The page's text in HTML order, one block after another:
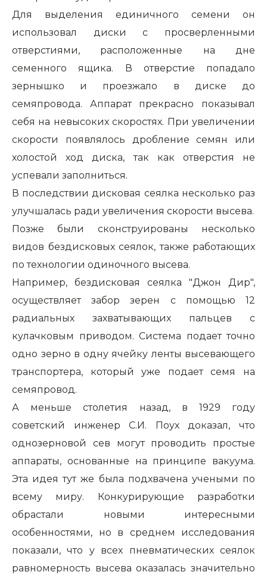
Для выделения единичного семени он
использовал диски с просверленными
отверстиями, расположенные на дне
семенного ящика. В отверстие попадало
зернышко и проезжало в диске до
семяпровода. Аппарат прекрасно показывал
себя на невысоких скоростях. При увеличении
скорости появлялось дробление семян или
холостой ход диска, так как отверстия не
успевали заполниться.
В последствии дисковая сеялка несколько раз
улучшалась ради увеличения скорости высева.
Позже были сконструированы несколько
видов бездисковых сеялок, также работающих
по технологии одиночного высева.
Например, бездисковая сеялка "Джон Дир",
осуществляет забор зерен с помощью 12
радиальных захватывающих пальцев с
кулачковым приводом. Система подает точно
одно зерно в одну ячейку ленты высевающего
транспортера, который уже подает семя на
семяпровод.
А меньше столетия назад, в 1929 году
советский инженер С.И. Поух доказал, что
однозерновой сев могут проводить простые
аппараты, основанные на принципе вакуума.
Эта идея тут же была подхвачена учеными по
всему миру. Конкурирующие разработки
обрастали новыми интересными
особенностями, но в среднем исследования
показали, что у всех пневматических сеялок
равномерность высева оказалась значительно